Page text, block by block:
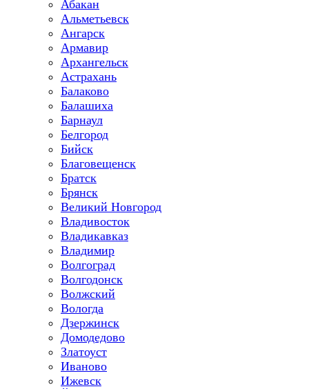
Абакан
Альметьевск
Ангарск
Армавир
Архангельск
Астрахань
Балаково
Балашиха
Барнаул
Белгород
Бийск
Благовещенск
Братск
Брянск
Великий Новгород
Владивосток
Владикавказ
Владимир
Волгоград
Волгодонск
Волжский
Вологда
Дзержинск
Домодедово
Златоуст
Иваново
Ижевск